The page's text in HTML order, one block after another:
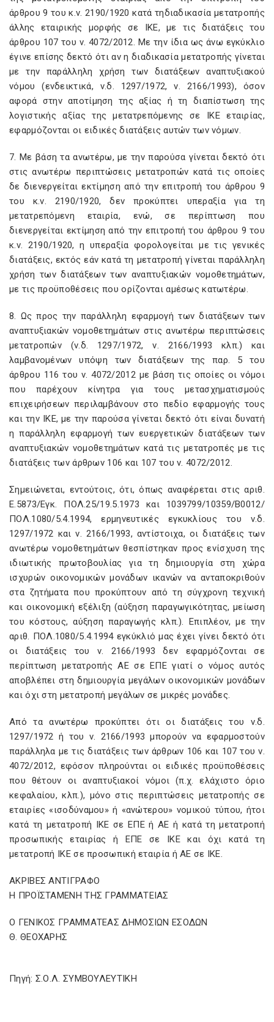
άρθρου 9 του κ.ν. 2190/1920 κατά τηδιαδικασία μετατροπής
άλλης εταιρικής μορφής σε ΙΚΕ, με τις διατάξεις του
άρθρου 107 του ν. 4072/2012. Με την ίδια ως άνω εγκύκλιο
έγινε επίσης δεκτό ότι αν η διαδικασία μετατροπής γίνεται
με την παράλληλη χρήση των διατάξεων αναπτυξιακού
νόμου (ενδεικτικά, ν.δ. 1297/1972, ν. 2166/1993), όσον
αφορά στην αποτίμηση της αξίας ή τη διαπίστωση της
λογιστικής αξίας της μετατρεπόμενης σε ΙΚΕ εταιρίας,
εφαρμόζονται οι ειδικές διατάξεις αυτών των νόμων.
7. Με βάση τα ανωτέρω, με την παρούσα γίνεται δεκτό ότι
στις ανωτέρω περιπτώσεις μετατροπών κατά τις οποίες
δε διενεργείται εκτίμηση από την επιτροπή του άρθρου 9
του κ.ν. 2190/1920, δεν προκύπτει υπεραξία για τη
μετατρεπόμενη εταιρία, ενώ, σε περίπτωση που
διενεργείται εκτίμηση από την επιτροπή του άρθρου 9 του
κ.ν. 2190/1920, η υπεραξία φορολογείται με τις γενικές
διατάξεις, εκτός εάν κατά τη μετατροπή γίνεται παράλληλη
χρήση των διατάξεων των αναπτυξιακών νομοθετημάτων,
με τις προϋποθέσεις που ορίζονται αμέσως κατωτέρω.
8. Ως προς την παράλληλη εφαρμογή των διατάξεων των
αναπτυξιακών νομοθετημάτων στις ανωτέρω περιπτώσεις
μετατροπών (ν.δ. 1297/1972, ν. 2166/1993 κλπ.) και
λαμβανομένων υπόψη των διατάξεων της παρ. 5 του
άρθρου 116 του ν. 4072/2012 με βάση τις οποίες οι νόμοι
που παρέχουν κίνητρα για τους μετασχηματισμούς
επιχειρήσεων περιλαμβάνουν στο πεδίο εφαρμογής τους
και την ΙΚΕ, με την παρούσα γίνεται δεκτό ότι είναι δυνατή
η παράλληλη εφαρμογή των ευεργετικών διατάξεων των
αναπτυξιακών νομοθετημάτων κατά τις μετατροπές με τις
διατάξεις των άρθρων 106 και 107 του ν. 4072/2012.
Σημειώνεται, εντούτοις, ότι, όπως αναφέρεται στις αριθ.
Ε.5873/Εγκ. ΠΟΛ.25/19.5.1973 και 1039799/10359/Β0012/
ΠΟΛ.1080/5.4.1994, ερμηνευτικές εγκυκλίους του ν.δ.
1297/1972 και ν. 2166/1993, αντίστοιχα, οι διατάξεις των
ανωτέρω νομοθετημάτων θεσπίστηκαν προς ενίσχυση της
ιδιωτικής πρωτοβουλίας για τη δημιουργία στη χώρα
ισχυρών οικονομικών μονάδων ικανών να ανταποκριθούν
στα ζητήματα που προκύπτουν από τη σύγχρονη τεχνική
και οικονομική εξέλιξη (αύξηση παραγωγικότητας, μείωση
του κόστους, αύξηση παραγωγής κλπ.). Επιπλέον, με την
αριθ. ΠΟΛ.1080/5.4.1994 εγκύκλιό μας έχει γίνει δεκτό ότι
οι διατάξεις του ν. 2166/1993 δεν εφαρμόζονται σε
περίπτωση μετατροπής ΑΕ σε ΕΠΕ γιατί ο νόμος αυτός
αποβλέπει στη δημιουργία μεγάλων οικονομικών μονάδων
και όχι στη μετατροπή μεγάλων σε μικρές μονάδες.
Από τα ανωτέρω προκύπτει ότι οι διατάξεις του ν.δ.
1297/1972 ή του ν. 2166/1993 μπορούν να εφαρμοστούν
παράλληλα με τις διατάξεις των άρθρων 106 και 107 του ν.
4072/2012, εφόσον πληρούνται οι ειδικές προϋποθέσεις
που θέτουν οι αναπτυξιακοί νόμοι (π.χ. ελάχιστο όριο
κεφαλαίου, κλπ.), μόνο στις περιπτώσεις μετατροπής σε
εταιρίες «ισοδύναμου» ή «ανώτερου» νομικού τύπου, ήτοι
κατά τη μετατροπή ΙΚΕ σε ΕΠΕ ή ΑΕ ή κατά τη μετατροπή
προσωπικής εταιρίας ή ΕΠΕ σε ΙΚΕ και όχι κατά τη
μετατροπή ΙΚΕ σε προσωπική εταιρία ή ΑΕ σε ΙΚΕ.
ΑΚΡΙΒΕΣ ΑΝΤΙΓΡΑΦΟ
Η ΠΡΟΪΣΤΑΜΕΝΗ ΤΗΣ ΓΡΑΜΜΑΤΕΙΑΣ
Ο ΓΕΝΙΚΟΣ ΓΡΑΜΜΑΤΕΑΣ ΔΗΜΟΣΙΩΝ ΕΣΟΔΩΝ
Θ. ΘΕΟΧΑΡΗΣ
Πηγή: Σ.Ο.Λ. ΣΥΜΒΟΥΛΕΥΤΙΚΗ